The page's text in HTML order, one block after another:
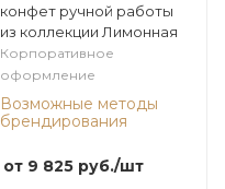
конфет ручной работы
из коллекции Лимонная
Корпоративное
оформление
Возможные методы
брендирования
от 9 825руб./шт